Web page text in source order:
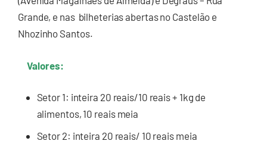
Grande, e nas bilheterias abertas no Castelão e
Nhozinho Santos.
Valores:
Setor 1: inteira 20 reais/10 reais + 1kg de
alimentos, 10 reais meia
Setor 2: inteira 20 reais/ 10 reais meia